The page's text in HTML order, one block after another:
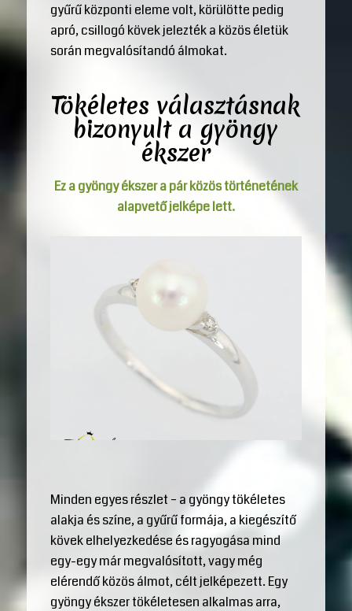
gyűrű központi eleme volt, körülötte pedig
apró, csillogó kövek jelezték a közös életük
során megvalósítandó álmokat.
Tökéletes választásnak
bizonyult a gyöngy
ékszer
Ez a gyöngy ékszer a pár közös történetének
alapvető jelképe lett.
Minden egyes részlet – a gyöngy tökéletes
alakja és színe, a gyűrű formája, a kiegészítő
kövek elhelyezkedése és ragyogása mind
egy-egy már megvalósított, vagy még
elérendő közös álmot, célt jelképezett. Egy
gyöngy ékszer tökéletesen alkalmas arra,